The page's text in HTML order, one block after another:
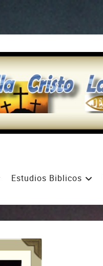
Estudios Biblicos